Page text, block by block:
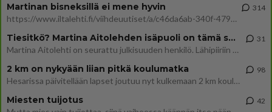
Martinan bisneksillä ei mene hyvin
https://www.iltalehti.fi/viihdeuutiset/a/c46da6ab-340f-4790-aaa7-0865eed2336 Yrityksen konkurssihakemus on tullut kärä
314
Tiesitkö? Martina Aitolehden isäpuoli on tämä suosittu laulaja
Martina Aitolehti on seurattu julkisuuden henkilö. Lähipiiriin mahtuu muitakin tunnettuja henkilöitä. Tiesitkö, että Ma
31
2 km on nykyään liian pitkä koulumatka
Hesarissa päivitellään lapset joutuu nyt kulkemaan 2 km kouluun jösses. Ruostefillarilla tuo matka menee vaikka miten äk
98
Miesten tuijotus 42